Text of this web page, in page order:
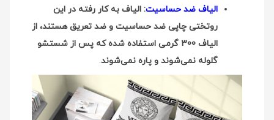
الیاف ضد حساسیت: الیاف به کار رفته در این
روتختی چاپی ضد حساسیت و ضد تعریق هستند، از
الیاف 300 گرمی استفاده شده که پس از شستشو
گلوله نمی‌شوند و پاره نمی‌شوند.